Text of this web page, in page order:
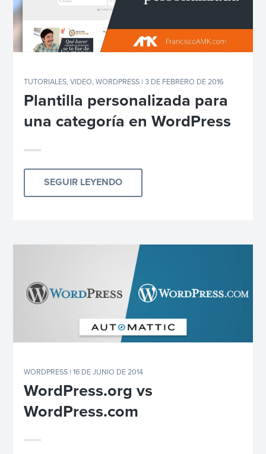
TUTORIALES,VIDEO,WORDPRESS | 3 DE FEBRERO DE 2016
Plantilla personalizada para
una categoría en WordPress
SEGUIR LEYENDO
WORDPRESS | 16 DE JUNIO DE 2014
WordPress.org vs
WordPress.com